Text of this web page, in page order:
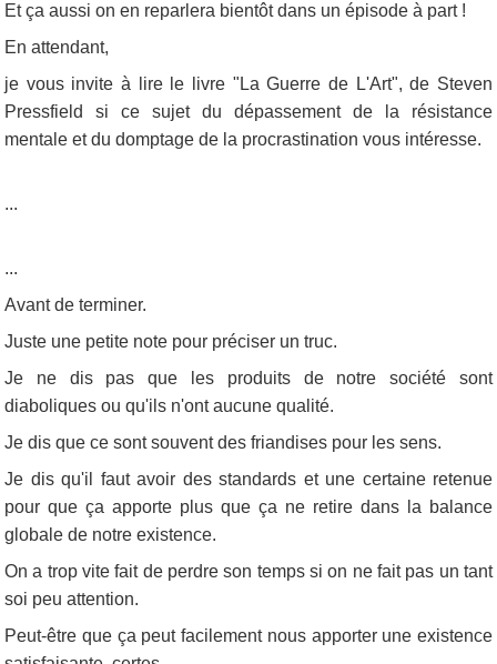
Et ça aussi on en reparlera bientôt dans un épisode à part !
En attendant,
je vous invite à lire le livre "La Guerre de L'Art", de Steven
Pressfield si ce sujet du dépassement de la résistance
mentale et du domptage de la procrastination vous intéresse.
...
...
Avant de terminer.
Juste une petite note pour préciser un truc.
Je ne dis pas que les produits de notre société sont
diaboliques ou qu'ils n'ont aucune qualité.
Je dis que ce sont souvent des friandises pour les sens.
Je dis qu'il faut avoir des standards et une certaine retenue
pour que ça apporte plus que ça ne retire dans la balance
globale de notre existence.
On a trop vite fait de perdre son temps si on ne fait pas un tant
soi peu attention.
Peut-être que ça peut facilement nous apporter une existence